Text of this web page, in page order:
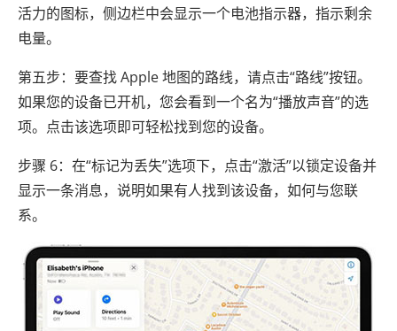
活力的图标，侧边栏中会显示一个电池指示器，指示剩余
电量。
第五步：要查找 Apple 地图的路线，请点击“路线”按钮。
如果您的设备已开机，您会看到一个名为“播放声音”的选
项。点击该选项即可轻松找到您的设备。
步骤 6：在“标记为丢失”选项下，点击“激活”以锁定设备并
显示一条消息，说明如果有人找到该设备，如何与您联
系。